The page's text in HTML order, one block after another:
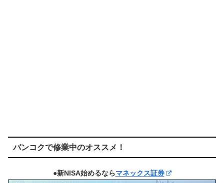
バンコクで修業中のオススメ！
●新NISA始めるならマネックス証券